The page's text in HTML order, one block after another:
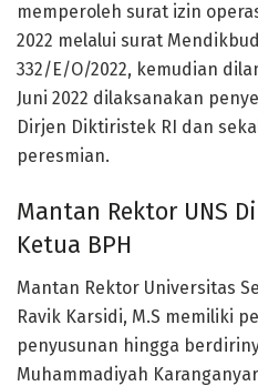
memperoleh surat izin
2022 melalui surat
332/E/O/2022, kemudian
Juni 2022 dilaksanakan
Dirjen Diktiristek RI dan
peresmian.
Mantan Rektor UNS
Ketua BPH
Mantan Rektor Universitas
Ravik Karsidi, M.S memiliki
penyusunan hingga
Muhammadiyah